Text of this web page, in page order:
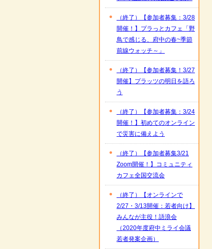
（終了）【参加者募集：3/28
開催！】プラっとカフェ「野
鳥で感じる、府中の春~季節
前線ウォッチ～」
（終了）【参加者募集！3/27
開催】プラッツの明日を語ろ
う
（終了）【参加者募集：3/24
開催！】初めてのオンライン
で災害に備えよう
（終了）【参加者募集3/21
Zoom開催！】コミュニティ
カフェ全国交流会
（終了）【オンラインで
2/27・3/13開催：若者向け】
みんなが主役！語浪会
（2020年度府中ミライ会議
若者発案企画）